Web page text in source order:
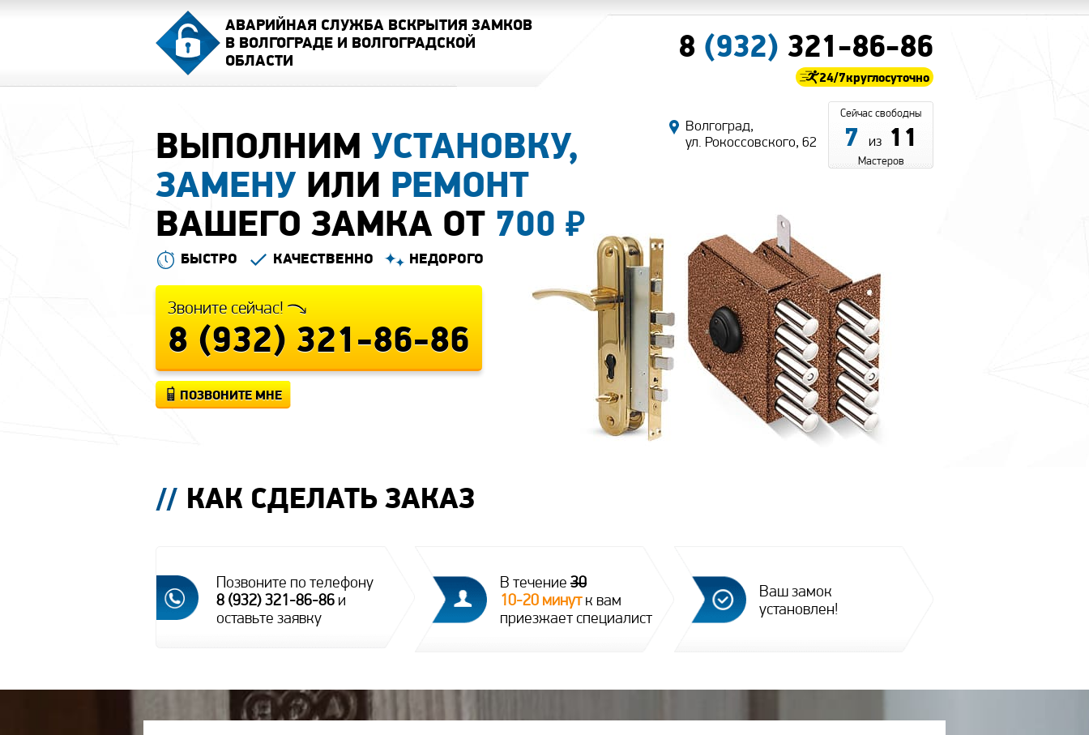
АВАРИЙНАЯ СЛУЖБА ВСКРЫТИЯ ЗАМКОВ
В ВОЛГОГРАДЕ И ВОЛГОГРАДСКОЙ
ОБЛАСТИ
8 (932) 321-86-86
24/7круглосуточно
ВЫПОЛНИМ УСТАНОВКУ,
ЗАМЕНУ ИЛИ РЕМОНТ
ВАШЕГО ЗАМКА ОТ 700 ₽
БЫСТРО КАЧЕСТВЕННО НЕДОРОГО
Звоните сейчас!
8 (932) 321-86-86
ПОЗВОНИТЕ МНЕ
Волгоград,
ул. Рокоссовского, 62
Сейчас свободны
7 из 11
Мастеров
КАК СДЕЛАТЬ ЗАКАЗ
Позвоните по телефону
8 (932) 321-86-86 и
оставьте заявку
В течение 30
10-20 минут к вам
приезжает специалист
Ваш замок
установлен!